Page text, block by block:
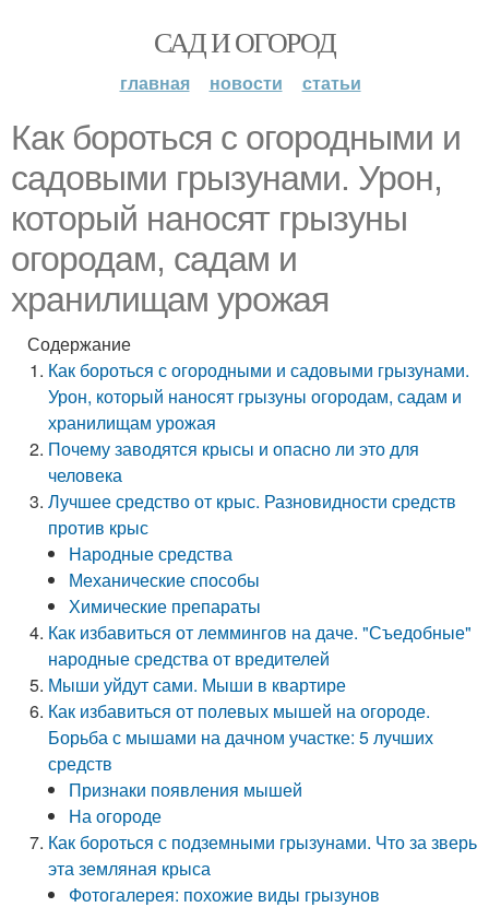
САД И ОГОРОД
главная новости статьи
Как бороться с огородными и
садовыми грызунами. Урон,
который наносят грызуны
огородам, садам и
хранилищам урожая
Содержание
Как бороться с огородными и садовыми грызунами.
Урон, который наносят грызуны огородам, садам и
хранилищам урожая
Почему заводятся крысы и опасно ли это для
человека
Лучшее средство от крыс. Разновидности средств
против крыс
Народные средства
Механические способы
Химические препараты
Как избавиться от леммингов на даче. "Съедобные"
народные средства от вредителей
Мыши уйдут сами. Мыши в квартире
Как избавиться от полевых мышей на огороде.
Борьба с мышами на дачном участке: 5 лучших
средств
Признаки появления мышей
На огороде
Как бороться с подземными грызунами. Что за зверь
эта земляная крыса
Фотогалерея: похожие виды грызунов